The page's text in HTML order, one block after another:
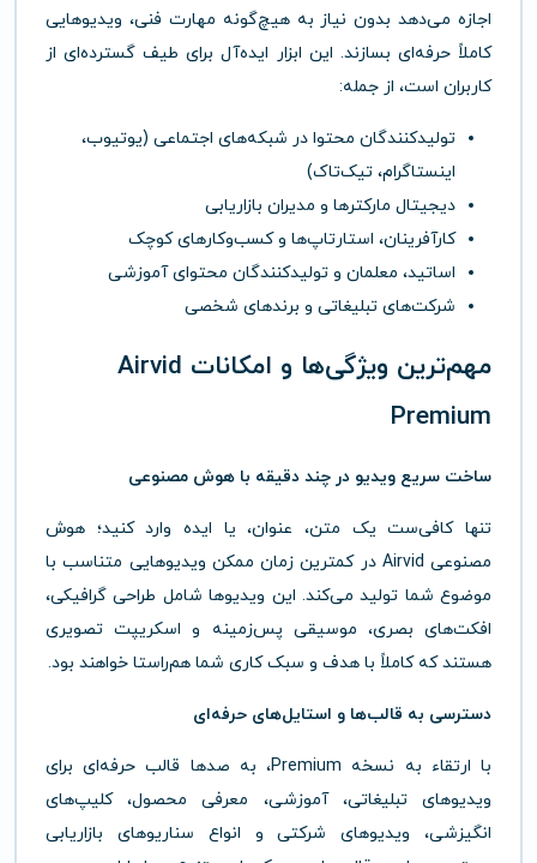
اجازه می‌دهد بدون نیاز به هیچ‌گونه مهارت فنی، ویدیوهایی
کاملاً حرفه‌ای بسازند. این ابزار ایده‌آل برای طیف گسترده‌ای از
کاربران است، از جمله:
تولیدکنندگان محتوا در شبکه‌های اجتماعی (یوتیوب،
اینستاگرام، تیک‌تاک)
دیجیتال مارکترها و مدیران بازاریابی
کارآفرینان، استارتاپ‌ها و کسب‌وکارهای کوچک
اساتید، معلمان و تولیدکنندگان محتوای آموزشی
شرکت‌های تبلیغاتی و برندهای شخصی
مهم‌ترین ویژگی‌ها و امکانات Airvid
Premium
ساخت سریع ویدیو در چند دقیقه با هوش مصنوعی
تنها کافی‌ست یک متن، عنوان، یا ایده وارد کنید؛ هوش
مصنوعی Airvid در کمترین زمان ممکن ویدیوهایی متناسب با
موضوع شما تولید می‌کند. این ویدیوها شامل طراحی گرافیکی،
افکت‌های بصری، موسیقی پس‌زمینه و اسکریپت تصویری
هستند که کاملاً با هدف و سبک کاری شما هم‌راستا خواهند بود.
دسترسی به قالب‌ها و استایل‌های حرفه‌ای
با ارتقاء به نسخه Premium، به صدها قالب حرفه‌ای برای
ویدیوهای تبلیغاتی، آموزشی، معرفی محصول، کلیپ‌های
انگیزشی، ویدیوهای شرکتی و انواع سناریوهای بازاریابی